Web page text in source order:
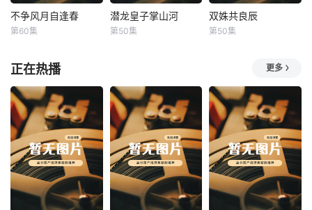
不争风月自逢春
不争风月自逢春
第60集
潜龙皇子掌山河
潜龙皇子掌山河
第50集
双姝共良辰
双姝共良辰
第50集
正在热播 更多